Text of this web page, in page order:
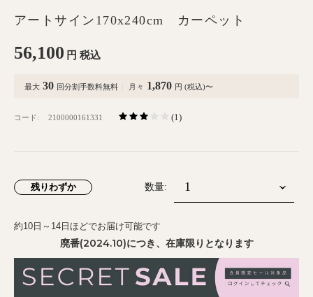
アートサイン170x240cm カーペット
56,100 円 税込
最大 30 回分割手数料無料 月々 1,870 円 (税込)〜
コード: 2100000161331 (1)
残りわずか 数量:
約10日～14日ほどでお届け可能です
廃番(2024.10)につき、在庫限りとなります